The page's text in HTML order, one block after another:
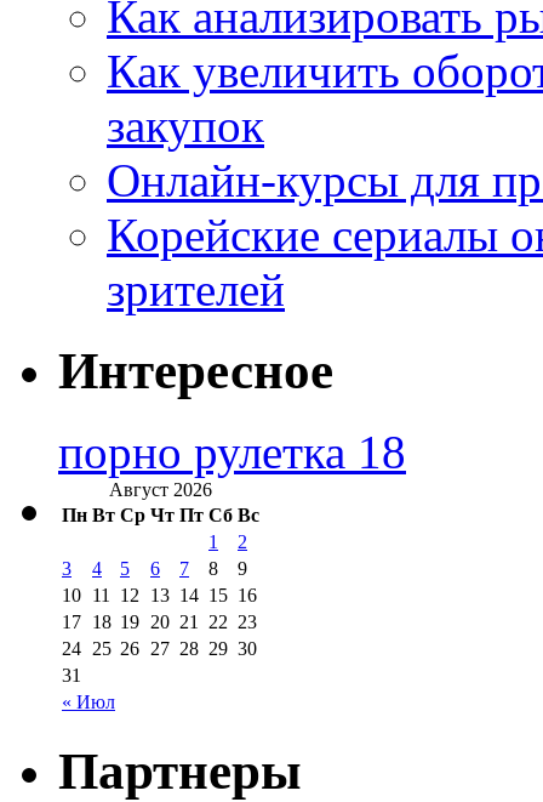
Как анализировать
Как увеличить
закупок
Онлайн-курсы для
Корейские сериалы
зрителей
Интересное
порно рулетка 18
Август 2026
Пн Вт Ср Чт Пт Сб Вс
« Июл
1
2
3
4 5 6 7 8
9
10 11 12 13 14 15 16
17 18 19 20 21 22 23
24 25 26 27 28 29 30
31
Партнеры